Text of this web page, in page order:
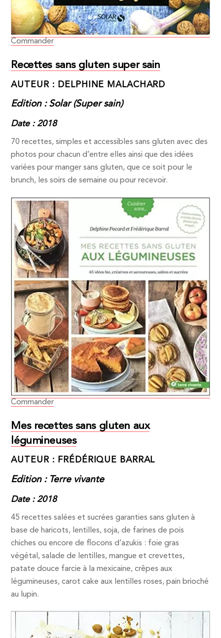
Commander
Recettes sans gluten super sain
AUTEUR : DELPHINE MALACHARD
Edition : Solar (Super sain)
Date : 2018
70 recettes, simples et accessibles sans gluten avec des
photos pour chacun d’entre elles ainsi que des idées
variées pour manger sans gluten, que ce soit pour le
brunch, les soirs de semaine ou pour recevoir.
Commander
Mes recettes sans gluten aux
légumineuses
AUTEUR : FRÉDÉRIQUE BARRAL
Edition : Terre vivante
Date : 2018
45 recettes salées et sucrées garanties sans gluten à
base de haricots, lentilles, soja, de farines de pois
chiches ou encore de flocons d’azukis : foie gras
végétal, salade de lentilles, mangue et crevettes,
patate douce farcie à la mexicaine, crêpes aux
légumineuses, carot cake aux lentilles roses, pain brioché
au lupin.